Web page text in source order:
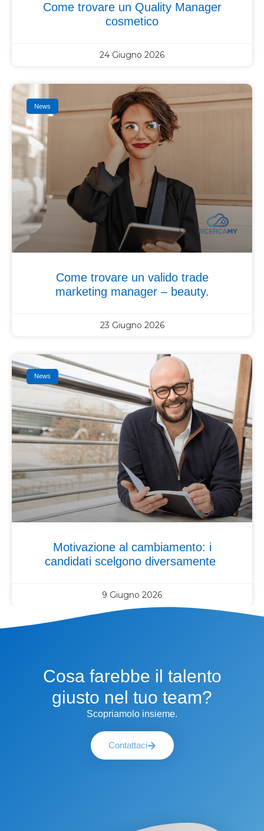
Come trovare un Quality Manager
cosmetico
24 Giugno 2026
News
Come trovare un valido trade
marketing manager – beauty.
23 Giugno 2026
News
Motivazione al cambiamento: i
candidati scelgono diversamente
9 Giugno 2026
Cosa farebbe il talento
giusto nel tuo team?
Scopriamolo insieme.
Contattaci